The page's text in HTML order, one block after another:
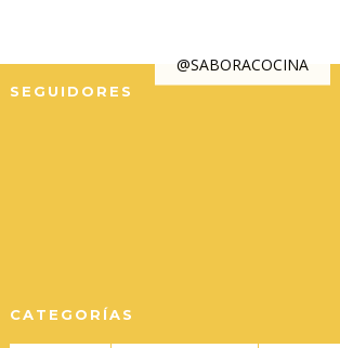
@SABORACOCINA
SEGUIDORES
CATEGORÍAS